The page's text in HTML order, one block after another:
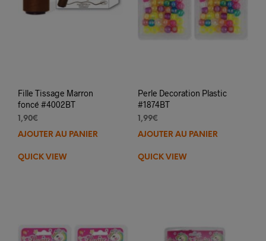
Fille Tissage Marron
foncé #4002BT
1,90€
AJOUTER AU PANIER
QUICK VIEW
Perle Decoration Plastic
#1874BT
1,99€
AJOUTER AU PANIER
QUICK VIEW